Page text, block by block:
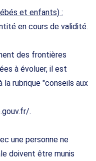
et enfants) :
en cours de validité.
des frontières
à évoluer, il est
rubrique "conseils aux
.
une personne ne
doivent être munis